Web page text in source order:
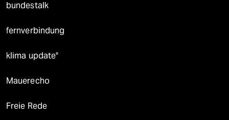
bundestalk
fernverbindung
klima update°
Mauerecho
Freie Rede